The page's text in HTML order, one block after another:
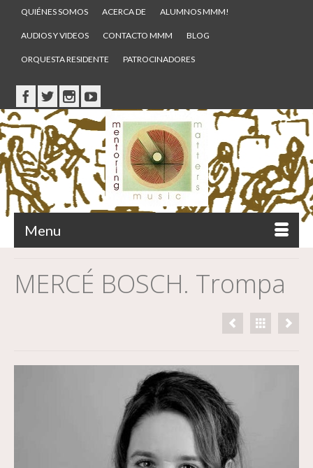
QUIÉNES SOMOS ACERCA DE ALUMNOS MMM!
AUDIOS Y VIDEOS CONTACTO MMM BLOG
ORQUESTA RESIDENTE PATROCINADORES
Menu
MERCÉ BOSCH. Trompa